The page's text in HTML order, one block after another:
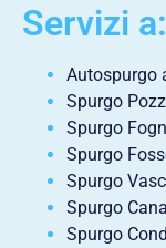
Servizi a:
Autospurgo
Spurgo
Spurgo
Spurgo
Spurgo
Spurgo
Spurgo